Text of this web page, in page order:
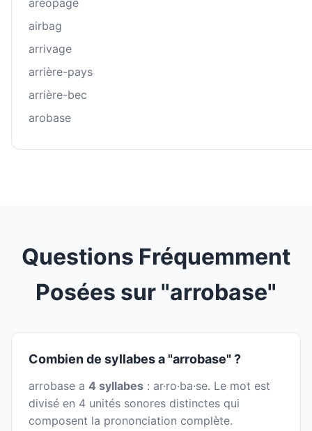
aréopage
airbag
arrivage
arrière-pays
arrière-bec
arobase
Questions Fréquemment
Posées sur "arrobase"
Combien de syllabes a "arrobase" ?
arrobase a 4 syllabes : ar·ro·ba·se. Le mot est
divisé en 4 unités sonores distinctes qui
composent la prononciation complète.